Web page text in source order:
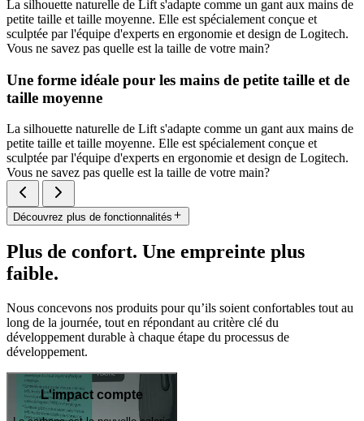
La silhouette naturelle de Lift s'adapte comme un gant aux mains de
petite taille et taille moyenne. Elle est spécialement conçue et
sculptée par l'équipe d'experts en ergonomie et design de Logitech.
Vous ne savez pas quelle est la taille de votre main?
Une forme idéale pour les mains de petite taille et de
taille moyenne
La silhouette naturelle de Lift s'adapte comme un gant aux mains de
petite taille et taille moyenne. Elle est spécialement conçue et
sculptée par l'équipe d'experts en ergonomie et design de Logitech.
Vous ne savez pas quelle est la taille de votre main?
Découvrez plus de fonctionnalités
Plus de confort. Une empreinte plus
faible.
Nous concevons nos produits pour qu’ils soient confortables tout au
long de la journée, tout en répondant au critère clé du
développement durable à chaque étape du processus de
développement.
L'impact compte